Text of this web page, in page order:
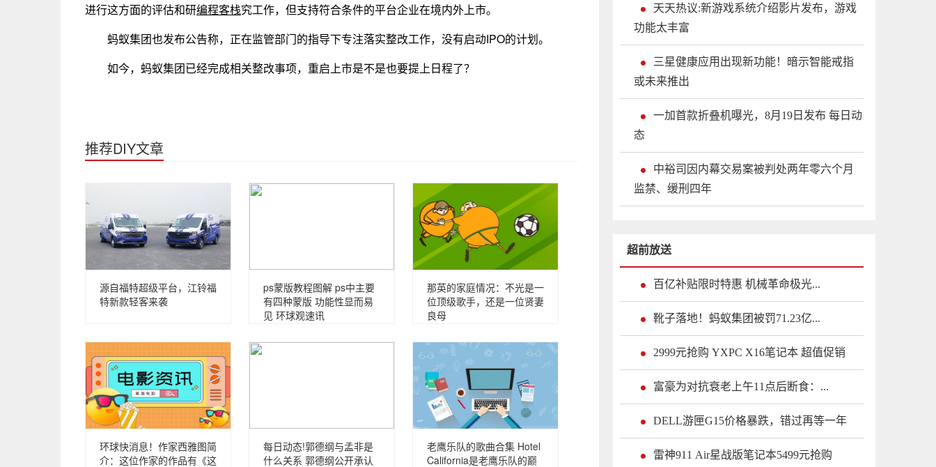
进行这方面的评估和研编程客栈究工作，但支持符合条件的平台企业在境内外上市。
蚂蚁集团也发布公告称，正在监管部门的指导下专注落实整改工作，没有启动IPO的计划。
如今，蚂蚁集团已经完成相关整改事项，重启上市是不是也要提上日程了？
推荐DIY文章
源自福特超级平台，江铃福
特新款轻客来袭
ps蒙版教程图解 ps中主要
有四种蒙版 功能性显而易
见 环球观速讯
那英的家庭情况：不光是一
位顶级歌手，还是一位贤妻
良母
环球快消息！作家西雅图简
介：这位作家的作品有《这
每日动态!郭德纲与孟非是
什么关系 郭德纲公开承认
老鹰乐队的歌曲合集 Hotel
California是老鹰乐队的巅
天天热议:新游戏系统介绍影片发布，游戏
功能太丰富
三星健康应用出现新功能！暗示智能戒指
或未来推出
一加首款折叠机曝光，8月19日发布 每日动
态
中裕司因内幕交易案被判处两年零六个月
监禁、缓刑四年
超前放送
百亿补贴限时特惠 机械革命极光...
靴子落地！蚂蚁集团被罚71.23亿...
2999元抢购 YXPC X16笔记本 超值促销
富豪为对抗衰老上午11点后断食：...
DELL游匣G15价格暴跌，错过再等一年
雷神911 Air星战版笔记本5499元抢购